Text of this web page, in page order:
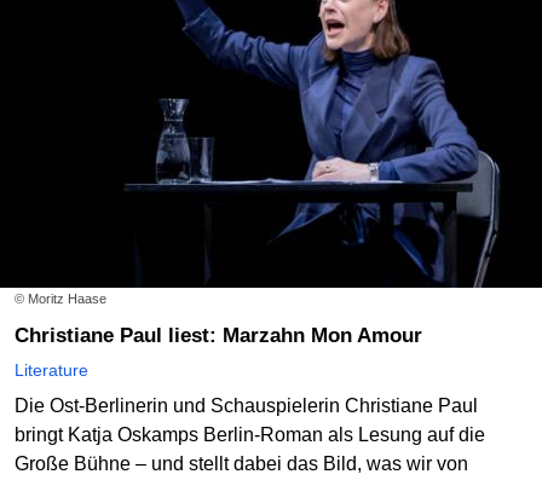
© Moritz Haase
Christiane Paul liest: Marzahn Mon Amour
Literature
Die Ost-Berlinerin und Schauspielerin Christiane Paul
bringt Katja Oskamps Berlin-Roman als Lesung auf die
Große Bühne – und stellt dabei das Bild, was wir von